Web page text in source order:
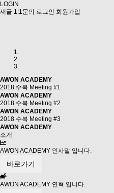
LOGIN
새글 1:1문의 로그인 회원가입
AWON ACADEMY
2018 수복 Meeting #1
AWON ACADEMY
2018 수복 Meeting #2
AWON ACADEMY
2018 수복 Meeting #3
Previous
Next
AWON ACADEMY
소개
AWON ACADEMY 인사말 입니다.
바로가기
AWON ACADEMY 연혁 입니다.